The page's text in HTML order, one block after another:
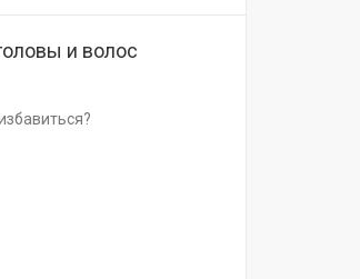
и волос